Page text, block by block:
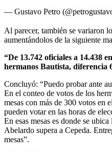
— Gustavo Petro
Al parecer, también se variaron
aumentándolos de la siguiente
“De 13.742 oficiales a 14.438
hermanos Bautista, diferencia
Concluyó: “Puedo probar ante
En el conteo de votos de los
mesas con más de 300 votos en
pueden votar en las horas de
En esas mesas es donde se
Abelardo supera a Cepeda.
mesas”.